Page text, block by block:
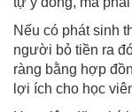
Nếu có phát sinh
người bỏ tiền ra
ràng bằng hợp
lợi ích cho học